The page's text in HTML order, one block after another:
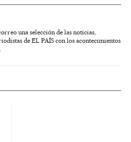
una selección de las noticias,
de EL PAÍS con los acontecimientos